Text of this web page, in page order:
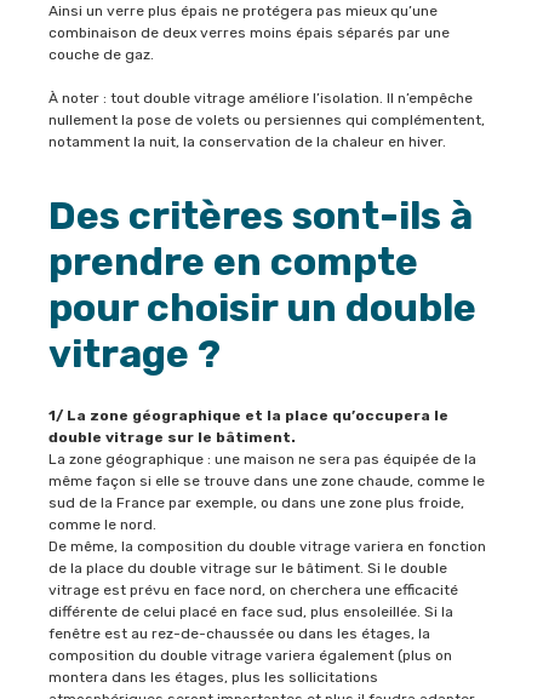
Ainsi un verre plus épais ne protégera pas mieux qu’une
combinaison de deux verres moins épais séparés par une
couche de gaz.
À noter : tout double vitrage améliore l’isolation. Il n’empêche
nullement la pose de volets ou persiennes qui complémentent,
notamment la nuit, la conservation de la chaleur en hiver.
Des critères sont-ils à
prendre en compte
pour choisir un double
vitrage ?
1/ La zone géographique et la place qu’occupera le
double vitrage sur le bâtiment.
La zone géographique : une maison ne sera pas équipée de la
même façon si elle se trouve dans une zone chaude, comme le
sud de la France par exemple, ou dans une zone plus froide,
comme le nord.
De même, la composition du double vitrage variera en fonction
de la place du double vitrage sur le bâtiment. Si le double
vitrage est prévu en face nord, on cherchera une efficacité
différente de celui placé en face sud, plus ensoleillée. Si la
fenêtre est au rez-de-chaussée ou dans les étages, la
composition du double vitrage variera également (plus on
montera dans les étages, plus les sollicitations